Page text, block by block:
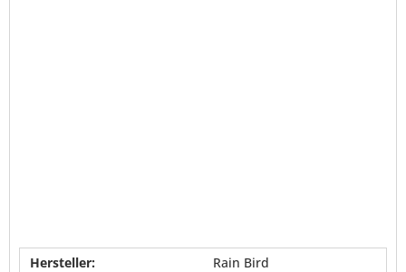
Hersteller:
Rain Bird